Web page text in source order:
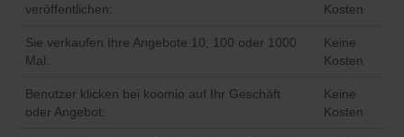
veröffentlichen:
Kosten
Sie verkaufen Ihre Angebote 10, 100 oder 1000
Mal:
Keine
Kosten
Benutzer klicken bei koomio auf Ihr Geschäft
oder Angebot:
Keine
Kosten